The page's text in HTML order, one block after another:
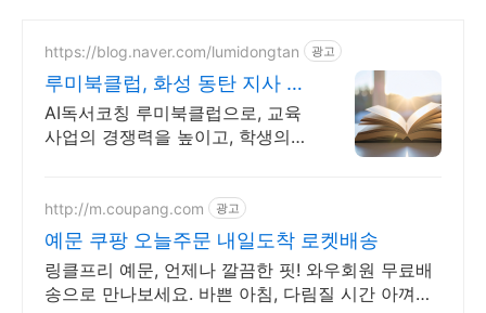
https://blog.naver.com/lumidongtan 광고
루미북클럽, 화성 동탄 지사 교
육사업의 기초 경쟁력
AI독서코칭 루미북클럽으로, 교육
사업의 경쟁력을 높이고, 학생의
http://m.coupang.com 광고
예문 쿠팡 오늘주문 내일도착 로켓배송
링클프리 예문, 언제나 깔끔한 핏! 와우회원 무료배
송으로 만나보세요. 바쁜 아침, 다림질 시간 아껴줄